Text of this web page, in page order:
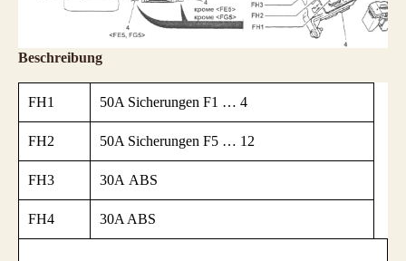
Beschreibung
FH1 50A Sicherungen F1 … 4
FH2 50A Sicherungen F5 … 12
FH3 30А ABS
FH4 30A ABS